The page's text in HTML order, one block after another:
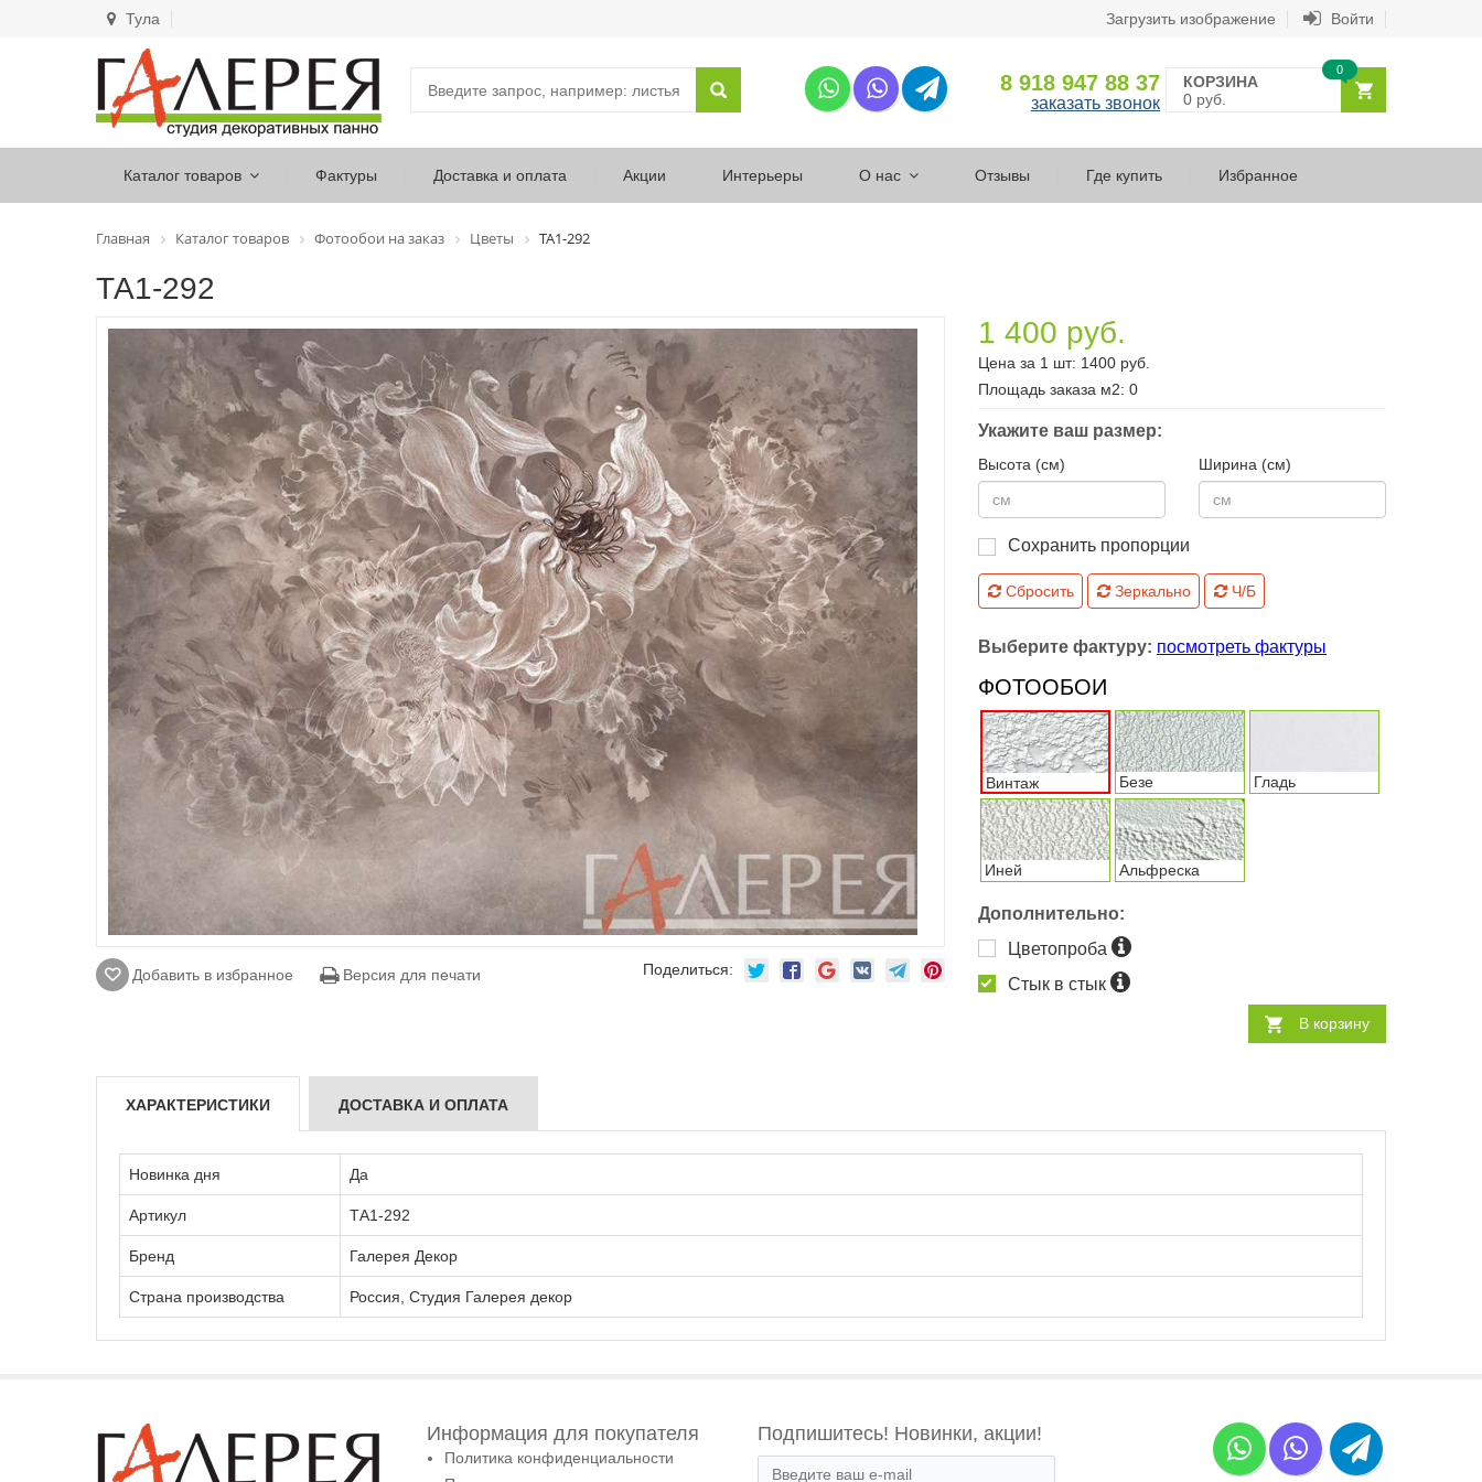
Тула Загрузить изображение Войти
8 918 947 88 37
заказать звонок
КОРЗИНА
0 руб.
0
Каталог товаров Фактуры Доставка и оплата Акции Интерьеры О нас Отзывы Где купить Избранное
Главная Каталог товаров Фотообои на заказ Цветы ТА1-292
ТА1-292
Добавить в избранное Версия для печати Поделиться:
1 400 руб.
Цена за 1 шт: 1400 руб.
Площадь заказа м2: 0
Укажите ваш размер:
Высота (см) Ширина (см)
Сохранить пропорции
Сбросить Зеркально Ч/Б
Выберите фактуру: посмотреть фактуры
ФОТООБОИ
Винтаж Безе Гладь
Иней Альфреска
Дополнительно:
Цветопроба
Стык в стык
В корзину
ХАРАКТЕРИСТИКИ ДОСТАВКА И ОПЛАТА
Новинка дня Да
Артикул ТА1-292
Бренд Галерея Декор
Страна производства Россия, Студия Галерея декор
Информация для покупателя
Политика конфиденциальности
Подпишитесь! Новинки, акции!